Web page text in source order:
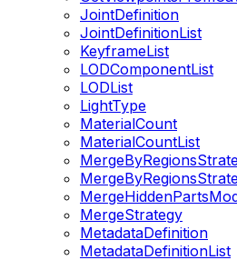
JointDefinition
JointDefinitionList
KeyframeList
LODComponentList
LODList
LightType
MaterialCount
MaterialCountList
MergeStrategy
MetadataDefinition
MetadataDefinitionList